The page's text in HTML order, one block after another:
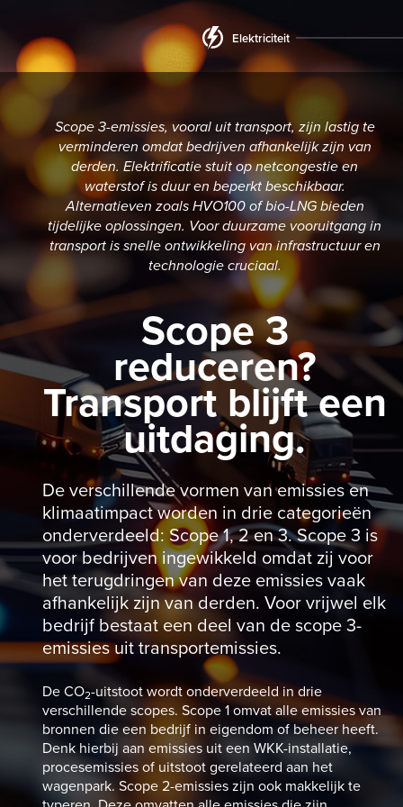
Scope 3-emissies, vooral uit transport, zijn lastig te
verminderen omdat bedrijven afhankelijk zijn van
derden. Elektrificatie stuit op netcongestie en
waterstof is duur en beperkt beschikbaar.
Alternatieven zoals HVO100 of bio-LNG bieden
tijdelijke oplossingen. Voor duurzame vooruitgang in
transport is snelle ontwikkeling van infrastructuur en
technologie cruciaal.
Scope 3
reduceren?
Transport blijft een
uitdaging.
De verschillende vormen van emissies en
klimaatimpact worden in drie categorieën
onderverdeeld: Scope 1, 2 en 3. Scope 3 is
voor bedrijven ingewikkeld omdat zij voor
het terugdringen van deze emissies vaak
afhankelijk zijn van derden. Voor vrijwel elk
bedrijf bestaat een deel van de scope 3-
emissies uit transportemissies.
De CO2-uitstoot wordt onderverdeeld in drie
verschillende scopes. Scope 1 omvat alle emissies van
bronnen die een bedrijf in eigendom of beheer heeft.
Denk hierbij aan emissies uit een WKK-installatie,
procesemissies of uitstoot gerelateerd aan het
wagenpark. Scope 2-emissies zijn ook makkelijk te
Elektriciteit